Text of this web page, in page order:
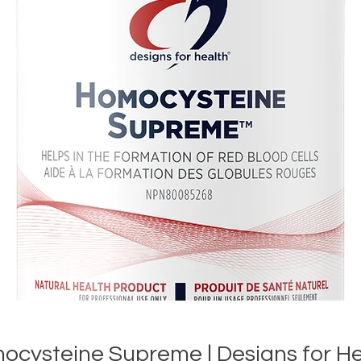
Supreme | Designs for